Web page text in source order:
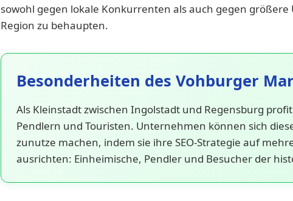
sowohl gegen lokale Konkurrenten als auch gegen
Region zu behaupten.
Besonderheiten des Vohburger
Als Kleinstadt zwischen Ingolstadt und Regensburg
Pendlern und Touristen. Unternehmen können sich
zunutze machen, indem sie ihre SEO-Strategie auf
ausrichten: Einheimische, Pendler und Besucher der